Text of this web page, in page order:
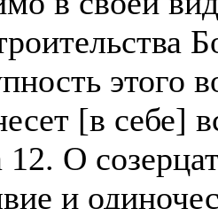
этого
[в себе]
12. О
и